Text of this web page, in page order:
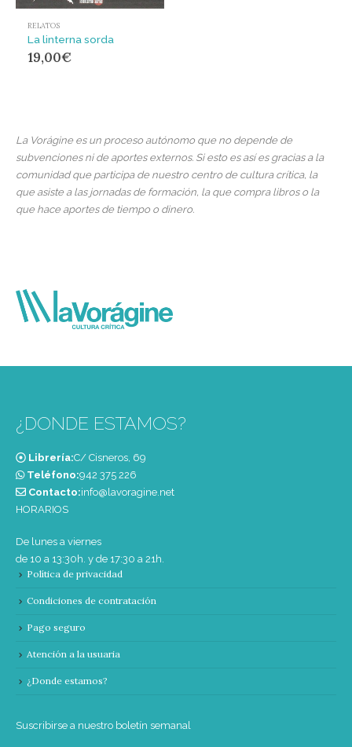
RELATOS
La linterna sorda
19,00€
La Vorágine es un proceso autónomo que no depende de
subvenciones ni de aportes externos. Si esto es así es gracias a la
comunidad que participa de nuestro centro de cultura crítica, la
que asiste a las jornadas de formación, la que compra libros o la
que hace aportes de tiempo o dinero.
¿DONDE ESTAMOS?
Librería:C/ Cisneros, 69
Teléfono:‭942 375 226‬
Contacto:info@lavoragine.net
HORARIOS
De lunes a viernes
de 10 a 13:30h. y de 17:30 a 21h.
Política de privacidad
Condiciones de contratación
Pago seguro
Atención a la usuaria
¿Donde estamos?
Suscribirse a nuestro boletín semanal